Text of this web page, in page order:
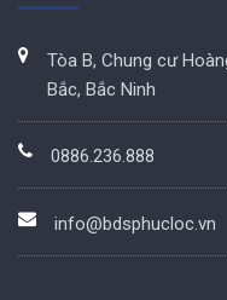
Tòa B, Chung cư
Bắc, Bắc Ninh
0886.236.888
info@bdsphucloc.vn